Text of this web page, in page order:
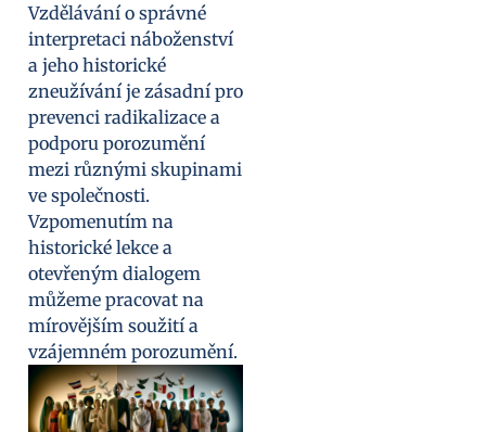
Vzdělávání o správné
interpretaci náboženství
a jeho historické
zneužívání je zásadní pro
prevenci radikalizace a
podporu porozumění
mezi různými skupinami
ve společnosti.
Vzpomenutím na
historické lekce a
otevřeným dialogem
můžeme pracovat na
mírovějším soužití a
vzájemném porozumění.